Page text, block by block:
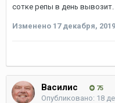
сотке репы в день вывозит.
Изменено 17 декабря, 2019
Василис 75
Опубликовано: 18